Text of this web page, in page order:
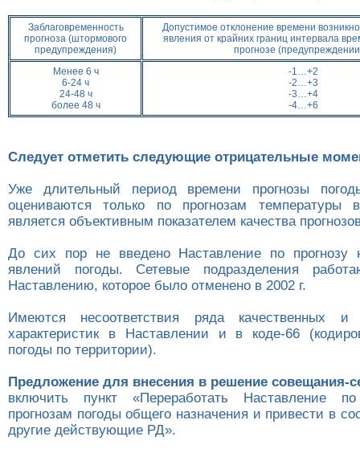
Заблаговременность
прогноза (штормового
предупреждения)
Допустимое отклонение времени
явления от крайних границ интервала
прогнозе
Менее 6 ч
6-24 ч
24-48 ч
более 48 ч
-1…+2
-2…+3
-3…+4
-4…+6
Следует отметить следующие отрицательные
Уже длительный период времени прогнозы
оцениваются только по прогнозам температуры
является объективным показателем качества
До сих пор не введено Наставление по прогнозу
явлений погоды. Сетевые подразделения
Наставлению, которое было отменено в 2002 г.
Имеются несоответствия ряда качественных и
характеристик в Наставлении и в коде-66
погоды по территории).
Предложение для внесения в решение совещания-
включить пункт «Переработать Наставление по
прогнозам погоды общего назначения и привести в
другие действующие РД».